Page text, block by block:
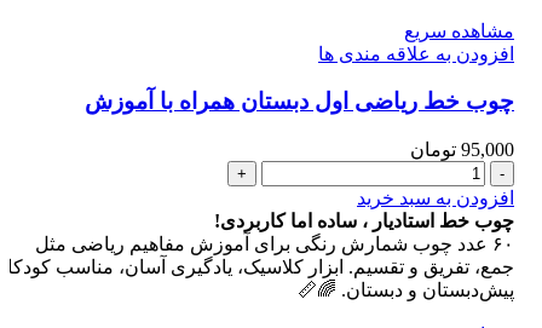
مشاهده سریع
افزودن به علاقه مندی ها
چوب خط ریاضی اول دبستان همراه با آموزش
95,000 تومان
چوب
خط
ریاضی
اول
دبستان
همراه
افزودن به سبد خرید
چوب خط استادیار ، ساده اما کاربردی!
۶۰ عدد چوب شمارش رنگی برای آموزش مفاهیم ریاضی مثل
جمع، تفریق و تقسیم. ابزار کلاسیک، یادگیری آسان، مناسب
پیش‌دبستان و دبستان. 🌈📏